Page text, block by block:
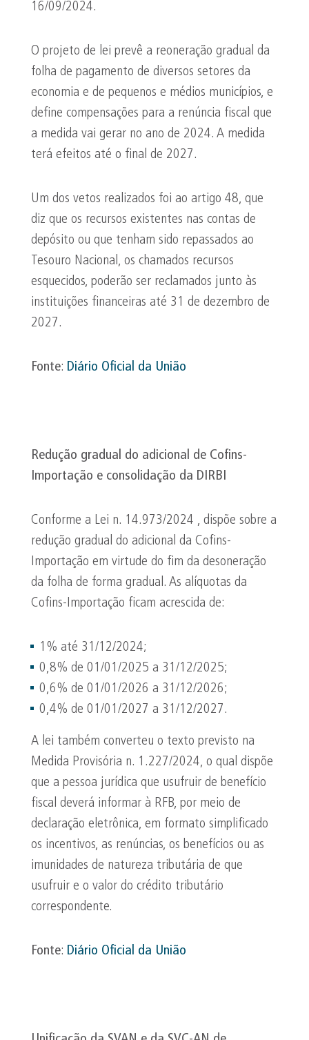
16/09/2024.
O projeto de lei prevê a reoneração gradual da
folha de pagamento de diversos setores da
economia e de pequenos e médios municípios, e
define compensações para a renúncia fiscal que
a medida vai gerar no ano de 2024. A medida
terá efeitos até o final de 2027.
Um dos vetos realizados foi ao artigo 48, que
diz que os recursos existentes nas contas de
depósito ou que tenham sido repassados ao
Tesouro Nacional, os chamados recursos
esquecidos, poderão ser reclamados junto às
instituições financeiras até 31 de dezembro de
2027.
Fonte: Diário Oficial da União
Redução gradual do adicional de Cofins-
Importação e consolidação da DIRBI
Conforme a Lei n. 14.973/2024 , dispõe sobre a
redução gradual do adicional da Cofins-
Importação em virtude do fim da desoneração
da folha de forma gradual. As alíquotas da
Cofins-Importação ficam acrescida de:
1% até 31/12/2024;
0,8% de 01/01/2025 a 31/12/2025;
0,6% de 01/01/2026 a 31/12/2026;
0,4% de 01/01/2027 a 31/12/2027.
A lei também converteu o texto previsto na
Medida Provisória n. 1.227/2024, o qual dispõe
que a pessoa jurídica que usufruir de benefício
fiscal deverá informar à RFB, por meio de
declaração eletrônica, em formato simplificado
os incentivos, as renúncias, os benefícios ou as
imunidades de natureza tributária de que
usufruir e o valor do crédito tributário
correspondente.
Fonte: Diário Oficial da União